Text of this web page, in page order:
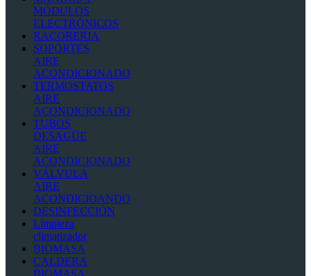
MÓDULOS
ELECTRÓNICOS
RACORERIA
SOPORTES
AIRE
ACONDICIONADO
TERMOSTATOS
AIRE
ACONDICIONADO
TUBOS
DESAGÜE
AIRE
ACONDICIONADO
VÁLVULA
AIRE
ACONDICIOANDO
DESINFECCIÓN
Limpieza
climatizador
BIOMASA
CALDERA